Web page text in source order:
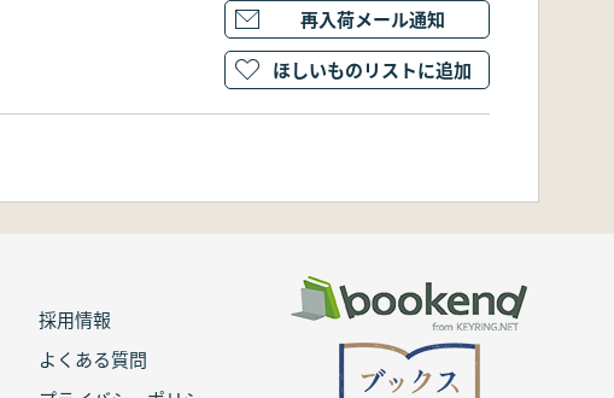
再入荷メール通知
ほしいものリストに追加
採用情報
よくある質問